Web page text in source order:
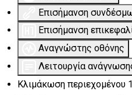
Επισήμανση
Επισήμανση
Αναγνώστης οθόνης
Λειτουργία
Κλιμάκωση περιεχομένου